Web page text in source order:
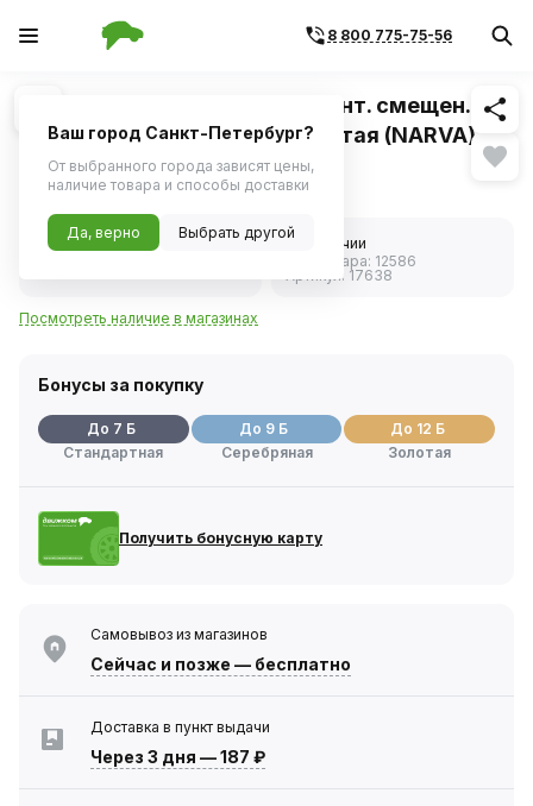
8 800 775-75-56
1/1 Похожие
Лампа 12V 21W (поворот) 1 конт. смещен.
цоколь (PY21W / BAU15s) желтая (NARVA)
128 ₽
5.0
В наличии
Код товара: 12586
Артикул: 17638
Посмотреть наличие в магазинах
Бонусы за покупку
До 7 Б
Стандартная
До 9 Б
Серебряная
До 12 Б
Золотая
Получить бонусную карту
Самовывоз из магазинов
Сейчас и позже — бесплатно
Доставка в пункт выдачи
Через 3 дня —187 ₽
Ваш город Санкт-Петербург?
От выбранного города зависят цены,
наличие товара и способы доставки
Да, верно Выбрать другой